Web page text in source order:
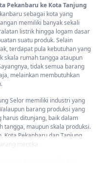
Pekanbaru ke Kota Tanjung
sebagai kota yang
memiliki banyak sekali
listrik hingga logam dasar
suatu produk. Selain
terdapat pula kebutuhan yang
skala rumah tangga ataupun
tidak semua barang
melainkan membutuhkan
Selor memiliki industri yang
barang produksi yang
harus ditunjang, baik dalam
tangga, maupun skala produksi.
Kota Pekanbaru dan Tanjung
mereka.